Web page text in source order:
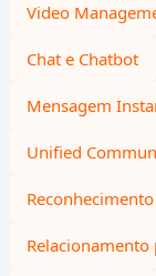
Video
Chat e Chatbot
Mensagem
Unified